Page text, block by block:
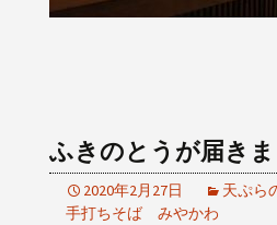
ふきのとうが届き
2020年2月27日 天ぷら
手打ちそば みやかわ